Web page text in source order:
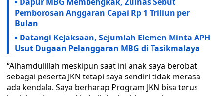
Pemborosan Anggaran Capai Rp 1 Triliun per
Bulan
Datangi Kejaksaan, Sejumlah Elemen Minta APH
Usut Dugaan Pelanggaran MBG di Tasikmalaya
“Alhamdulillah meskipun saat ini anak saya berobat
sebagai peserta JKN tetapi saya sendiri tidak merasa
ada kendala. Saya berharap Program JKN bisa terus